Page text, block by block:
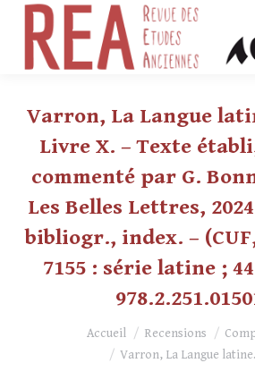
Varron, La Langue
Livre X. – Texte
commenté par G.
Les Belles Lettres,
bibliogr., index. – (CUF,
7155 : série latine ;
Vous êtes ici :Accueil Recensions
Varron, La Langue